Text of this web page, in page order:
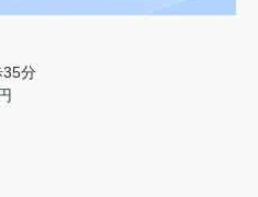
分